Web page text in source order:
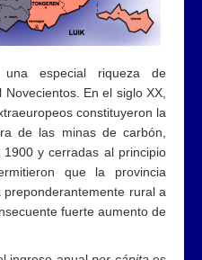
una especial riqueza de
En el siglo XX,
constituyeron la
de las minas de carbón,
y cerradas al principio
que la provincia
rural a
fuerte aumento de